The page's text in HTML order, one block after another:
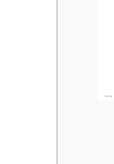
مساهمو OpenStreetMap